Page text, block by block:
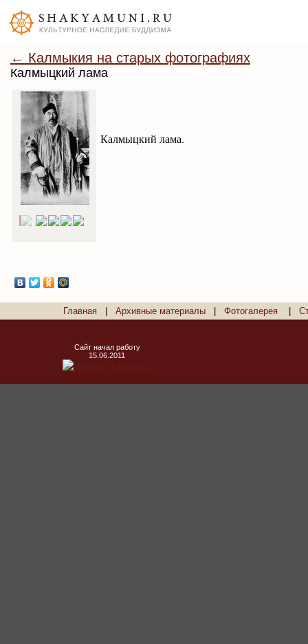
← Калмыкия на старых фотографиях
Калмыцкий лама
Калмыцкий лама.
Главная Архивные материалы Фотогалерея
Сайт начал работу
15.06.2011